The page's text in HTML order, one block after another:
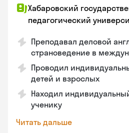
Хабаровский
педагогический
Преподавал деловой
страноведение в
Проводил
детей и взрослых
Находил
ученику
Читать дальше